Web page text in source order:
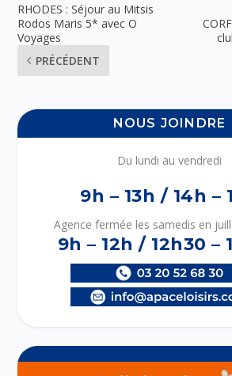
RHODES : Séjour au Mitsis
Rodos Maris 5* avec O
Voyages
PRÉCÉDENT
NOUS JOINDRE
Du lundi au vendredi
9h – 13h / 14h –
Agence fermée les samedis en
9h – 12h / 12h30 –